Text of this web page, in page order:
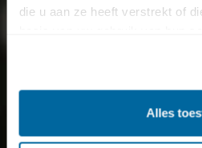
die u aan ze heeft verstrekt of
Alles